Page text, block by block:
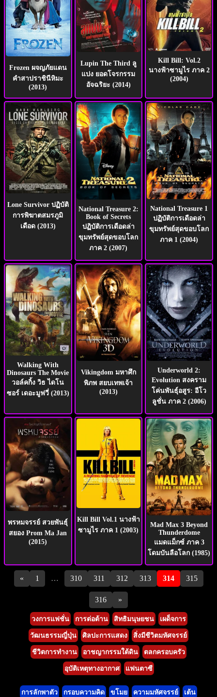
Frozen ผจญภัยแดน
คำสาปราชินีหิมะ
(2013)
Lupin The Third ลู
แปง ยอดโจรกรรม
อัจฉริยะ (2014)
Kill Bill: Vol.2
นางฟ้าซามูไร ภาค 2
(2004)
Lone Survivor ปฏิบัติ
การพิฆาตสมรภูมิ
เดือด (2013)
National Treasure 2:
Book of Secrets
ปฏิบัติการเดือดล่า
ขุมทรัพย์สุดขอบโลก
ภาค 2 (2007)
National Treasure 1
ปฏิบัติการเดือดล่า
ขุมทรัพย์สุดขอบโลก
ภาค 1 (2004)
Walking With
Dinosaurs The Movie
วอล์คกิ้ง วิธ ไดโน
ซอร์ เดอะมูฟวี่ (2013)
Vikingdom มหาศึก
พิภพ สยบเทพเจ้า
(2013)
Underworld 2:
Evolution สงคราม
โค่นพันธุ์อสูร: อีโว
ลูชั่น ภาค 2 (2006)
พรหมจรรย์ สวยพันธุ์
สยอง Prom Ma Jan
(2015)
Kill Bill Vol.1 นางฟ้า
ซามูไร ภาค 1 (2003)
Mad Max 3 Beyond
Thunderdome
แมดแม็กซ์ ภาค 3
โดมบันลือโลก (1985)
Pagination
« 1 … 310 311 312 313 314 315
316 »
วงการแฟชั่น การต่อต้าน สิทธิมนุษยชน เผด็จการ
วัฒนธรรมญี่ปุ่น ศิลปะการแสดง สิ่งมีชีวิตมหัศจรรย์
ชีวิตการทำงาน อาชญากรรมใต้ดิน ตลกครอบครัว
อุบัติเหตุทางอากาศ แฟนตาซี
การลักพาตัว กรอบความคิด ขโมย ความมหัศจรรย์ เต้น